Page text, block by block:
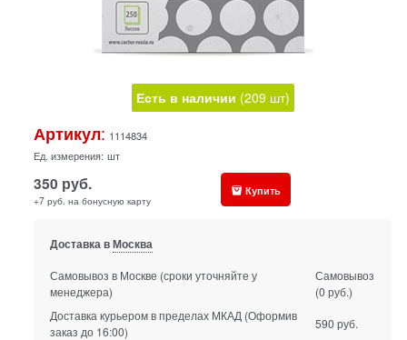
Есть в наличии (209 шт)
Артикул: 1114834
Ед. измерения: шт
350 руб.
+7 руб. на бонусную карту
Купить
Доставка вМосква
Самовывоз в Москве (сроки уточняйте у
менеджера)
Самовывоз
(0 руб.)
Доставка курьером в пределах МКАД (Оформив
заказ до 16:00)
590 руб.